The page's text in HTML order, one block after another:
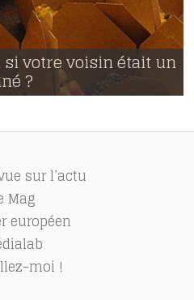
si votre voisin était un
?
voir
sur l’actu
Mag
européen
moi !